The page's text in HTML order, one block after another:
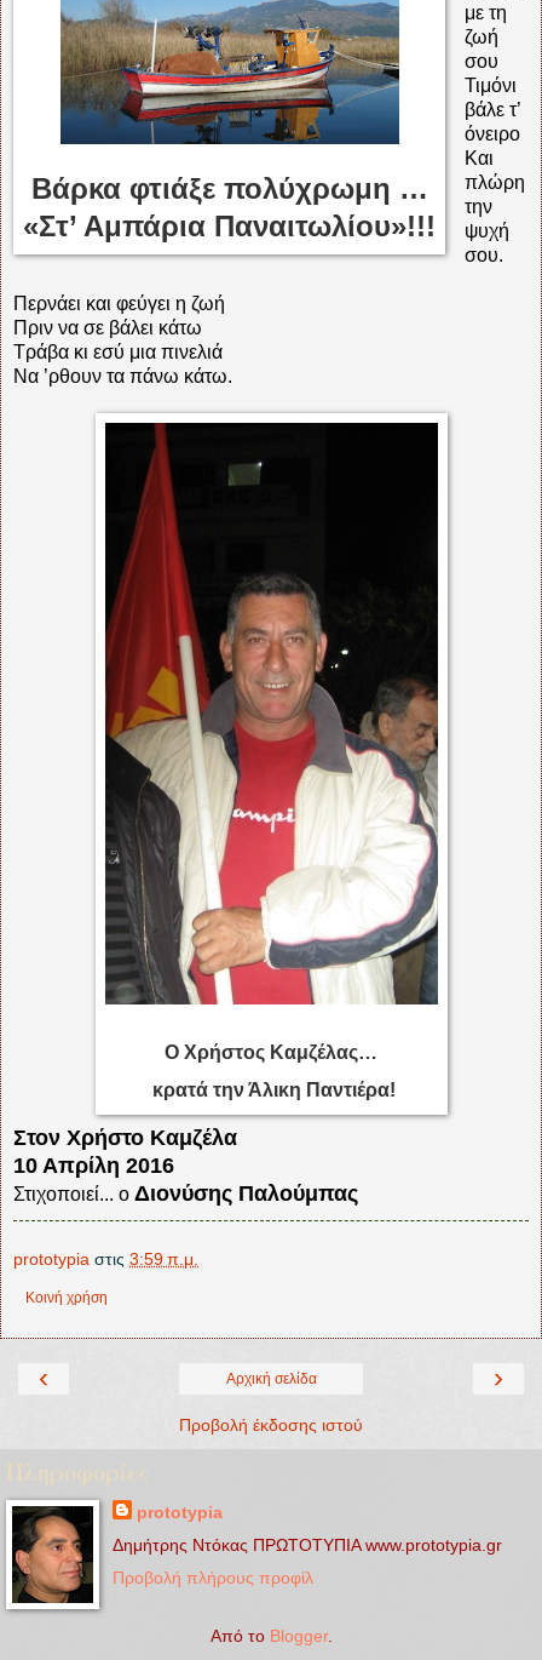
Βάρκα φτιάξε πολύχρωμη …
«Στ’ Αμπάρια Παναιτωλίου»!!!
με τη
ζωή
σου
Τιμόνι
βάλε τ’
όνειρο
Και
πλώρη
την
ψυχή
σου.
Περνάει και φεύγει η ζωή
Πριν να σε βάλει κάτω
Τράβα κι εσύ μια πινελιά
Να ’ρθουν τα πάνω κάτω.
Ο Χρήστος Καμζέλας…
κρατά την Άλικη Παντιέρα!
Στον Χρήστο Καμζέλα
10 Απρίλη 2016
Στιχοποιεί... ο Διονύσης Παλούμπας
prototypia στις 3:59 π.μ.
Κοινή χρήση
‹ ›
Αρχική σελίδα
Προβολή έκδοσης ιστού
Πληροφορίες
prototypia
Δημήτρης Ντόκας ΠΡΩΤΟΤΥΠΙΑ www.prototypia.gr
Προβολή πλήρους προφίλ
Από το Blogger.